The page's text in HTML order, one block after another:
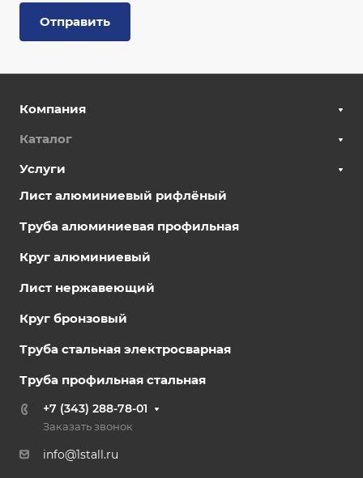
Отправить
Компания
Каталог
Услуги
Лист алюминиевый рифлёный
Труба алюминиевая профильная
Круг алюминиевый
Лист нержавеющий
Круг бронзовый
Труба стальная электросварная
Труба профильная стальная
+7 (343) 288-78-01
Заказать звонок
info@1stall.ru